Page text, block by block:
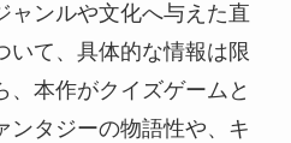
ャンルや文化へ与えた直
いて、具体的な情報は限
、本作がクイズゲームと
ンタジーの物語性や、キ